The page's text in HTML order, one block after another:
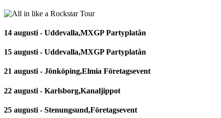
14 augusti - Uddevalla,MXGP Partyplatån
15 augusti - Uddevalla,MXGP Partyplatån
21 augusti - Jönköping,Elmia Företagsevent
22 augusti - Karlsborg,Kanaljippot
25 augusti - Stenungsund,Företagsevent